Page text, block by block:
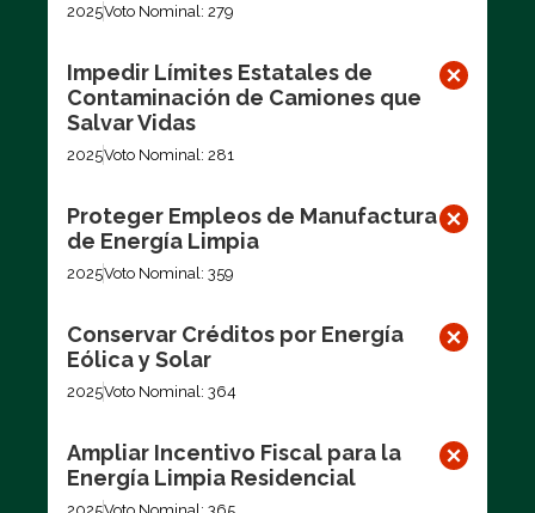
2025Voto Nominal: 279
Impedir Límites Estatales de
Contaminación de Camiones que
Salvar Vidas
2025Voto Nominal: 281
Proteger Empleos de Manufactura
de Energía Limpia
2025Voto Nominal: 359
Conservar Créditos por Energía
Eólica y Solar
2025Voto Nominal: 364
Ampliar Incentivo Fiscal para la
Energía Limpia Residencial